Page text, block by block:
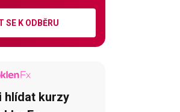
SE K ODBĚRU
hlídat kurzy